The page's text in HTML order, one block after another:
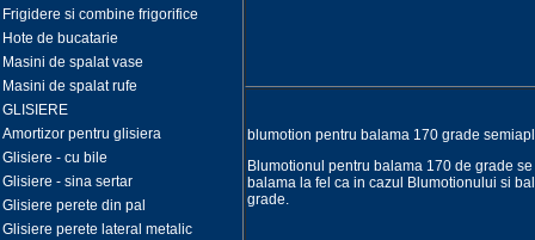
Frigidere si combine frigorifice
Hote de bucatarie
Masini de spalat vase
Masini de spalat rufe
GLISIERE
Amortizor pentru glisiera
Glisiere - cu bile
Glisiere - sina sertar
Glisiere perete din pal
Glisiere perete lateral metalic
blumotion pentru balama 170 grade
Blumotionul pentru balama 170 de grade
balama la fel ca in cazul Blumotionului si
grade.